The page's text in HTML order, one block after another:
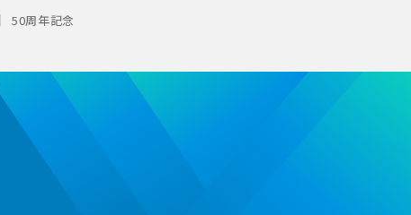
50周年記念